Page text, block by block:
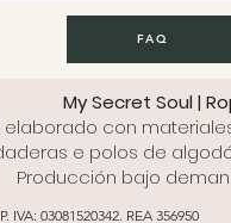
FAQ
My Secret Soul |
elaborado con
e polos de
Producción bajo
P. IVA: 03081520342. REA 356950